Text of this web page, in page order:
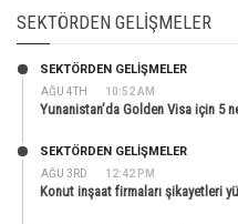
SEKTÖRDEN GELIŞMELER
AĞU 4TH 10:52 AM
SEKTÖRDEN GELIŞMELER
Yunanistan’da Golden Visa için 5
AĞU 3RD 12:42 PM
SEKTÖRDEN GELIŞMELER
Konut inşaat firmaları şikayetleri